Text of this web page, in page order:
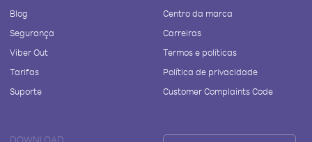
Blog
Segurança
Viber Out
Tarifas
Suporte
Centro da marca
Carreiras
Termos e políticas
Política de privacidade
Customer Complaints Code
DOWNLOAD